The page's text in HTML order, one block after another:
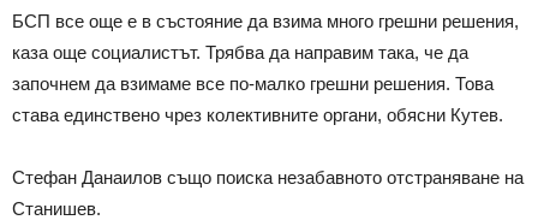
БСП все още е в състояние да взима много грешни решения,
каза още социалистът. Трябва да направим така, че да
започнем да взимаме все по-малко грешни решения. Това
става единствено чрез колективните органи, обясни Кутев.
Стефан Данаилов също поиска незабавното отстраняване на
Станишев.